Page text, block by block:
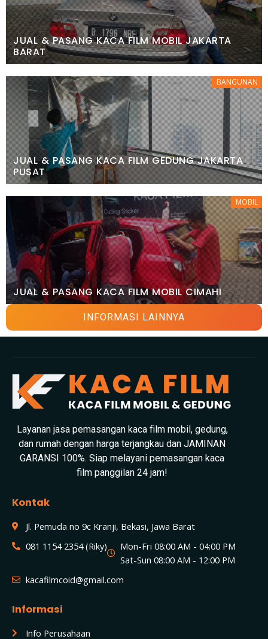
JUAL & PASANG KACA FILM MOBIL JAKARTA
BARAT
BANGUNAN
JUAL & PASANG KACA FILM GEDUNG JAKARTA
PUSAT
MOBIL
JUAL & PASANG KACA FILM MOBIL CIMAHI
INFORMASI LAINNYA
Layanan jasa pemasangan kaca film mobil, gedung,
dan rumah dengan harga terjangkau dan JAMINAN
GARANSI 100%. Siap melayani pemasangan kaca
film panggilan 24 jam!
Kontak
Jl. Pemuda no 9c Kranji, Bekasi, Jawa Barat
081 1154 2354 (Riky)
Mon-Fri 08:00 AM - 04:00 PM
Sat-Sun 08:00 AM - 12:00 PM
kacafilmcoid@gmail.com
Informasi
Info Perusahaan